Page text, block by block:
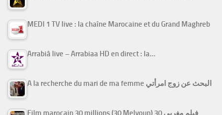
MEDI 1 TV live : la chaîne Marocaine et du Grand Maghreb
Arrabiâ live – Arrabiaa HD en direct : la…
A la recherche du mari de ma femme البحث عن زوج امرأتي
Film marocain 30 millions (30 Melyoun) فيلم مغربي 30